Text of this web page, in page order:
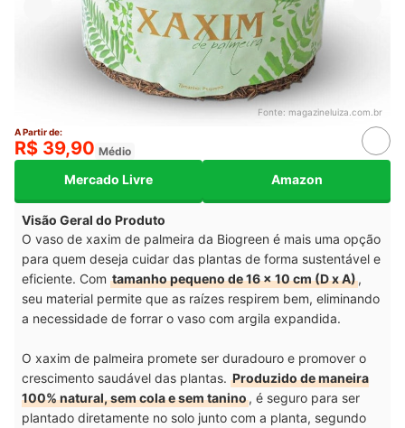
Fonte: magazineluiza.com.br
A Partir de:
R$ 39,90 Médio
Mercado Livre Amazon
Visão Geral do Produto
O vaso de xaxim de palmeira da Biogreen é mais uma opção
para quem deseja cuidar das plantas de forma sustentável e
eficiente. Com tamanho pequeno de 16 x 10 cm (D x A),
seu material permite que as raízes respirem bem, eliminando
a necessidade de forrar o vaso com argila expandida.
O xaxim de palmeira promete ser duradouro e promover o
crescimento saudável das plantas. Produzido de maneira
100% natural, sem cola e sem tanino, é seguro para ser
plantado diretamente no solo junto com a planta, segundo